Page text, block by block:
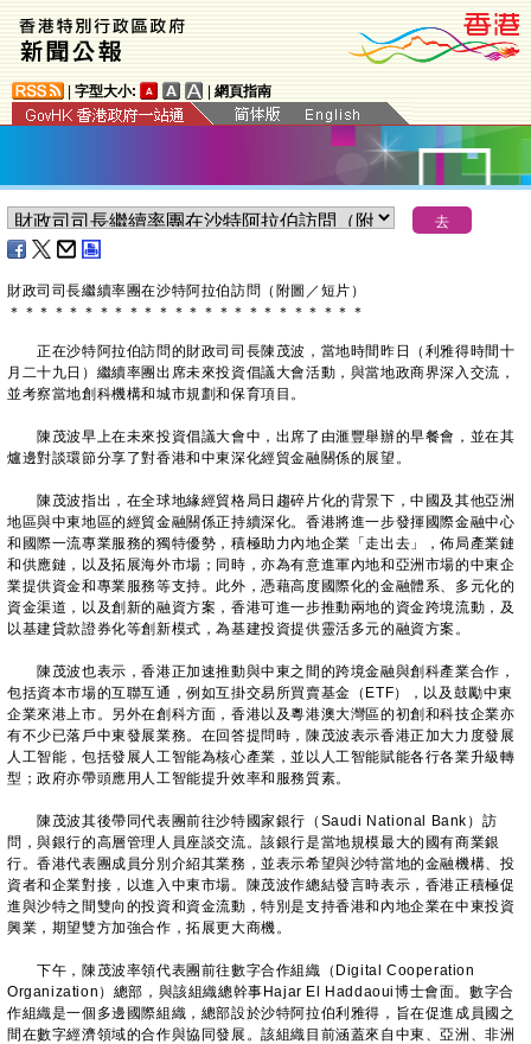
字型大小: 網頁指南
財政司司長繼續率團在沙特阿拉伯訪問（附圖／短片）
＊ ＊ ＊ ＊ ＊ ＊ ＊ ＊ ＊ ＊ ＊ ＊ ＊ ＊ ＊ ＊ ＊ ＊ ＊ ＊ ＊ ＊ ＊ ＊
​正在沙特阿拉伯訪問的財政司司長陳茂波，當地時間昨日（利雅得時間十
月二十九日）繼續率團出席未來投資倡議大會活動，與當地政商界深入交流，
並考察當地創科機構和城市規劃和保育項目。
陳茂波早上在未來投資倡議大會中，出席了由滙豐舉辦的早餐會，並在其
爐邊對談環節分享了對香港和中東深化經貿金融關係的展望。
陳茂波指出，在全球地緣經貿格局日趨碎片化的背景下，中國及其他亞洲
地區與中東地區的經貿金融關係正持續深化。香港將進一步發揮國際金融中心
和國際一流專業服務的獨特優勢，積極助力內地企業「走出去」，佈局產業鏈
和供應鏈，以及拓展海外市場；同時，亦為有意進軍內地和亞洲市場的中東企
業提供資金和專業服務等支持。此外，憑藉高度國際化的金融體系、多元化的
資金渠道，以及創新的融資方案，香港可進一步推動兩地的資金跨境流動，及
以基建貸款證券化等創新模式，為基建投資提供靈活多元的融資方案。
陳茂波也表示，香港正加速推動與中東之間的跨境金融與創科產業合作，
包括資本市場的互聯互通，例如互掛交易所買賣基金（ETF），以及鼓勵中東
企業來港上市。另外在創科方面，香港以及粵港澳大灣區的初創和科技企業亦
有不少已落戶中東發展業務。在回答提問時，陳茂波表示香港正加大力度發展
人工智能，包括發展人工智能為核心產業，並以人工智能賦能各行各業升級轉
型；政府亦帶頭應用人工智能提升效率和服務質素。
陳茂波其後帶同代表團前往沙特國家銀行（Saudi National Bank）訪
問，與銀行的高層管理人員座談交流。該銀行是當地規模最大的國有商業銀
行。香港代表團成員分別介紹其業務，並表示希望與沙特當地的金融機構、投
資者和企業對接，以進入中東市場。陳茂波作總結發言時表示，香港正積極促
進與沙特之間雙向的投資和資金流動，特別是支持香港和內地企業在中東投資
興業，期望雙方加強合作，拓展更大商機。
下午，陳茂波率領代表團前往數字合作組織（Digital Cooperation
Organization）總部，與該組織總幹事Hajar El Haddaoui博士會面。數字合
作組織是一個多邊國際組織，總部設於沙特阿拉伯利雅得，旨在促進成員國之
間在數字經濟領域的合作與協同發展。該組織目前涵蓋來自中東、亞洲、非洲